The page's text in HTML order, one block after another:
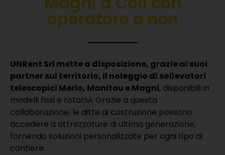
operatore o non
UNRent Srl mette a disposizione, grazie ai suoi
partner sul territorio, il noleggio di sollevatori
telescopici Merlo, Manitou e Magni, disponibili in
modelli fissi e rotativi. Grazie a questa
collaborazione, le ditte di costruzione possono
accedere a attrezzature di ultima generazione,
fornendo soluzioni personalizzate per ogni tipo di
cantiere.